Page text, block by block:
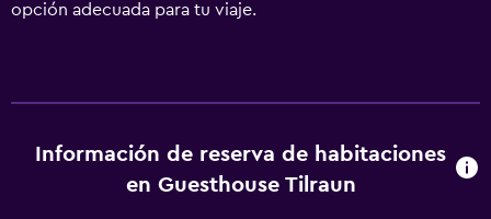
opción adecuada para tu viaje.
Información de reserva de habitaciones
en Guesthouse Tilraun